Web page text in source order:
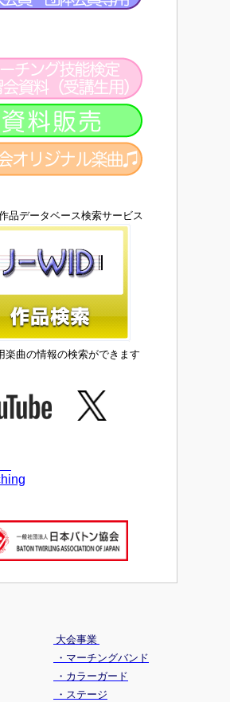
品データベース検索サービス
楽曲の情報の検索ができます
大会事業
・マーチングバンド
・カラーガード
・ステージ